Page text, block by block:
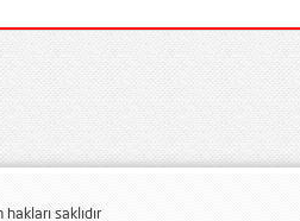
saklıdır